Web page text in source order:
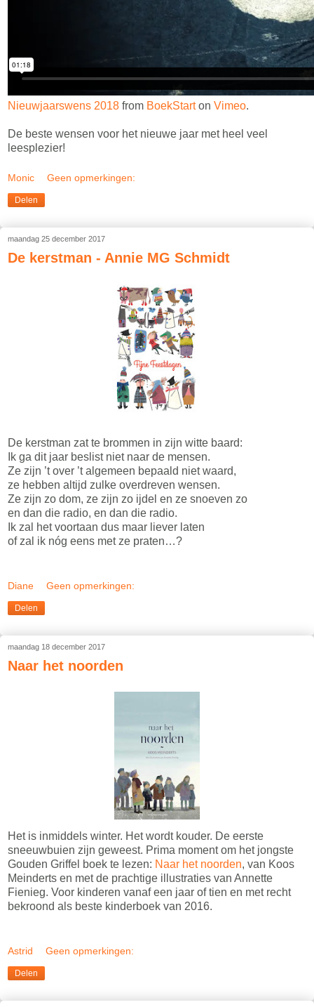
Nieuwjaarswens 2018 from BoekStarton Vimeo.
De beste wensen voor het nieuwe jaar met heel veel
leesplezier!
Monic Geen opmerkingen:
Delen
maandag 25 december 2017
De kerstman - Annie MG Schmidt
De kerstman zat te brommen in zijn witte baard:
Ik ga dit jaar beslist niet naar de mensen.
Ze zijn ’t over ’t algemeen bepaald niet waard,
ze hebben altijd zulke overdreven wensen.
Ze zijn zo dom, ze zijn zo ijdel en ze snoeven zo
en dan die radio, en dan die radio.
Ik zal het voortaan dus maar liever laten
of zal ik nóg eens met ze praten…?
Diane Geen opmerkingen:
Delen
maandag 18 december 2017
Naar het noorden
Het is inmiddels winter. Het wordt kouder. De eerste
sneeuwbuien zijn geweest. Prima moment om het jongste
Gouden Griffel boek te lezen: Naar het noorden, van Koos
Meinderts en met de prachtige illustraties van Annette
Fienieg. Voor kinderen vanaf een jaar of tien en met recht
bekroond als beste kinderboek van 2016.
Astrid Geen opmerkingen:
Delen